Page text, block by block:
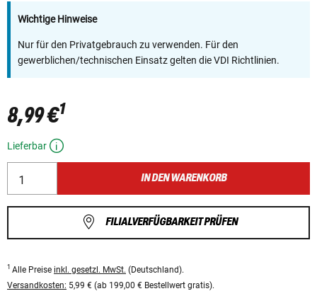
Wichtige Hinweise
Nur für den Privatgebrauch zu verwenden. Für den
gewerblichen/technischen Einsatz gelten die VDI Richtlinien.
8,99 €1
Lieferbar
IN DEN WARENKORB
FILIALVERFÜGBARKEIT PRÜFEN
1 Alle Preise inkl. gesetzl. MwSt. (Deutschland).
Versandkosten: 5,99 € (ab 199,00 € Bestellwert gratis).